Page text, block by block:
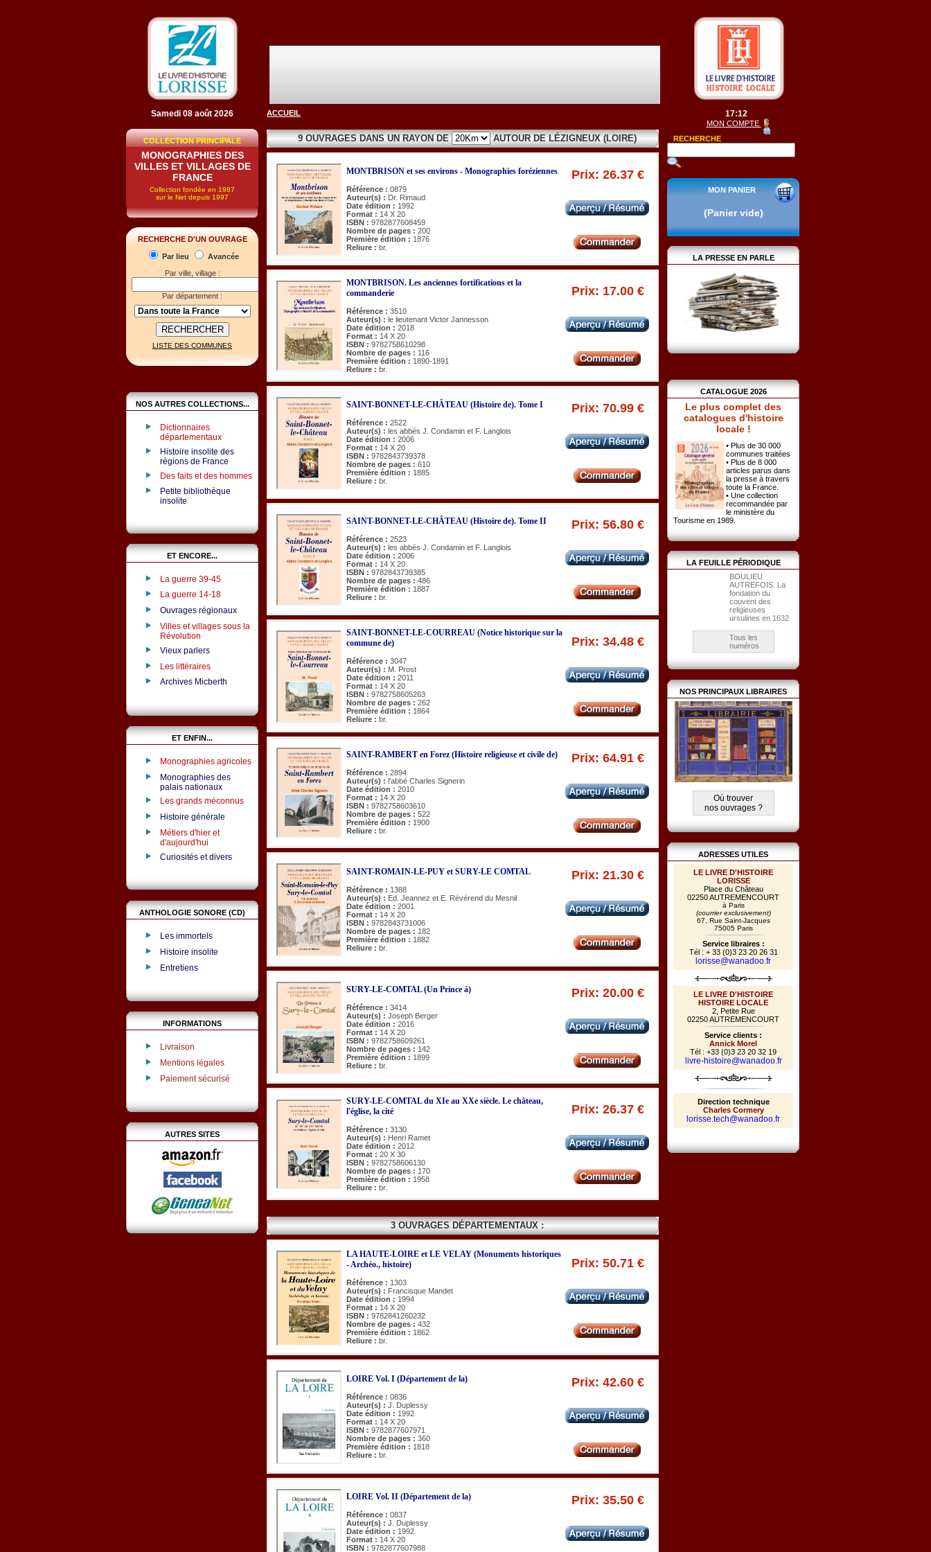
Samedi 08 août 2026
COLLECTION PRINCIPALE
MONOGRAPHIES DES
VILLES ET VILLAGES DE
FRANCE
Collection fondée en 1987
sur le Net depuis 1997
RECHERCHE D'UN OUVRAGE
Par lieu
Avancée
Par ville, village :
Par département :
LISTE DES COMMUNES
NOS AUTRES COLLECTIONS...
Dictionnaires
départementaux
Histoire insolite des
régions de France
Des faits et des hommes
Petite bibliothèque
insolite
ET ENCORE...
La guerre 39-45
La guerre 14-18
Ouvrages régionaux
Villes et villages sous la
Révolution
Vieux parlers
Les littéraires
Archives Micberth
ET ENFIN...
Monographies agricoles
Monographies des
palais nationaux
Les grands méconnus
Histoire générale
Métiers d'hier et
d'aujourd'hui
Curiosités et divers
ANTHOLOGIE SONORE (CD)
Les immortels
Histoire insolite
Entretiens
INFORMATIONS
Livraison
Mentions légales
Paiement sécurisé
AUTRES SITES
ACCUEIL
9 OUVRAGES DANS UN RAYON DE AUTOUR DE LÉZIGNEUX (LOIRE)
MONTBRISON et ses environs - Monographies foréziennes
Référence : 0879
Auteur(s) : Dr. Rimaud
Date édition : 1992
Format : 14 X 20
ISBN : 9782877608459
Nombre de pages : 200
Première édition : 1876
Reliure : br.
Prix: 26.37 €
MONTBRISON. Les anciennes fortifications et la
commanderie
Référence : 3510
Auteur(s) : le lieutenant Victor Jannesson
Date édition : 2018
Format : 14 X 20
ISBN : 9782758610298
Nombre de pages : 116
Première édition : 1890-1891
Reliure : br.
Prix: 17.00 €
SAINT-BONNET-LE-CHÂTEAU (Histoire de). Tome I
Référence : 2522
Auteur(s) : les abbés J. Condamin et F. Langlois
Date édition : 2006
Format : 14 X 20
ISBN : 9782843739378
Nombre de pages : 610
Première édition : 1885
Reliure : br.
Prix: 70.99 €
SAINT-BONNET-LE-CHÂTEAU (Histoire de). Tome II
Référence : 2523
Auteur(s) : les abbés J. Condamin et F. Langlois
Date édition : 2006
Format : 14 X 20
ISBN : 9782843739385
Nombre de pages : 486
Première édition : 1887
Reliure : br.
Prix: 56.80 €
SAINT-BONNET-LE-COURREAU (Notice historique sur la
commune de)
Référence : 3047
Auteur(s) : M. Prost
Date édition : 2011
Format : 14 X 20
ISBN : 9782758605263
Nombre de pages : 262
Première édition : 1864
Reliure : br.
Prix: 34.48 €
SAINT-RAMBERT en Forez (Histoire religieuse et civile de)
Référence : 2894
Auteur(s) : l'abbé Charles Signerin
Date édition : 2010
Format : 14 X 20
ISBN : 9782758603610
Nombre de pages : 522
Première édition : 1900
Reliure : br.
Prix: 64.91 €
SAINT-ROMAIN-LE-PUY et SURY-LE COMTAL
Référence : 1388
Auteur(s) : Ed. Jeannez et E. Révérend du Mesnil
Date édition : 2001
Format : 14 X 20
ISBN : 9782843731006
Nombre de pages : 182
Première édition : 1882
Reliure : br.
Prix: 21.30 €
SURY-LE-COMTAL (Un Prince à)
Référence : 3414
Auteur(s) : Joseph Berger
Date édition : 2016
Format : 14 X 20
ISBN : 9782758609261
Nombre de pages : 142
Première édition : 1899
Reliure : br.
Prix: 20.00 €
SURY-LE-COMTAL du XIe au XXe siècle. Le château,
l'église, la cité
Référence : 3130
Auteur(s) : Henri Ramet
Date édition : 2012
Format : 20 X 30
ISBN : 9782758606130
Nombre de pages : 170
Première édition : 1958
Reliure : br.
Prix: 26.37 €
3 OUVRAGES DÉPARTEMENTAUX :
LA HAUTE-LOIRE et LE VELAY (Monuments historiques
- Archéo., histoire)
Référence : 1303
Auteur(s) : Francisque Mandet
Date édition : 1994
Format : 14 X 20
ISBN : 9782841260232
Nombre de pages : 432
Première édition : 1862
Reliure : br.
Prix: 50.71 €
LOIRE Vol. I (Département de la)
Référence : 0836
Auteur(s) : J. Duplessy
Date édition : 1992
Format : 14 X 20
ISBN : 9782877607971
Nombre de pages : 360
Première édition : 1818
Reliure : br.
Prix: 42.60 €
LOIRE Vol. II (Département de la)
Référence : 0837
Auteur(s) : J. Duplessy
Date édition : 1992
Format : 14 X 20
ISBN : 9782877607988
Prix: 35.50 €
17:12
MON COMPTE
RECHERCHE
MON PANIER
(Panier vide)
LA PRESSE EN PARLE
CATALOGUE 2026
Le plus complet des
catalogues d'histoire
locale !
• Plus de 30 000
communes traitées
• Plus de 8 000
articles parus dans
la presse à travers
toute la France.
• Une collection
recommandée par
le ministère du
Tourisme en 1989.
LA FEUILLE PÉRIODIQUE
BOULIEU
AUTREFOIS. La
fondation du
couvent des
religieuses
ursulines en 1632
Tous les
numéros
NOS PRINCIPAUX LIBRAIRES
Où trouver
nos ouvrages ?
ADRESSES UTILES
LE LIVRE D'HISTOIRE
LORISSE
Place du Château
02250 AUTREMENCOURT
à Paris
(courrier exclusivement)
67, Rue Saint-Jacques
75005 Paris
Service libraires :
Tél : + 33 (0)3 23 20 26 31
lorisse@wanadoo.fr
LE LIVRE D'HISTOIRE
HISTOIRE LOCALE
2, Petite Rue
02250 AUTREMENCOURT
Service clients :
Annick Morel
Tél : +33 (0)3 23 20 32 19
livre-histoire@wanadoo.fr
Direction technique
Charles Cormery
lorisse.tech@wanadoo.fr